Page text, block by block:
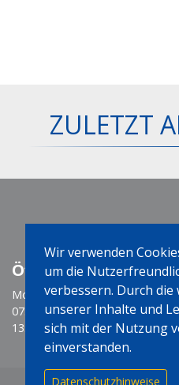
Wir verwenden
um die
verbessern. Durch
unserer Inhalte und
sich mit der Nutzung
einverstanden.
Datenschutzhinweise
ZULETZT
Öffnungszeiten
Montag-Freitag
07:30 - 12:00 Uhr
13:15 - 17:15 Uhr